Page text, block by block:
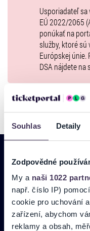
Souhlas Detaily
Zodpovědné
My a naši 1022
např. číslo IP)
cookie pro uchování
zařízení, abychom
reklamy a obsah,
Usporiadateľ sa
EÚ 2022/2065
ponúkať na
služby, ktoré
Európskej
DSA nájdete na
PRIHLÁSIŤ
Pridajte sa do zoznamu
ponuky